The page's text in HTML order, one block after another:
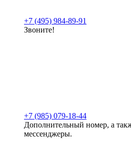
+7 (495) 984-89-91
Звоните!
+7 (985) 079-18-44
Дополнительный номер, а
мессенджеры.